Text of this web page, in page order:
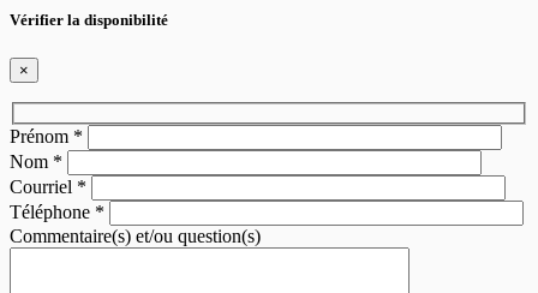
Vérifier la disponibilité
×
Prénom *
Nom *
Courriel *
Téléphone *
Commentaire(s) et/ou question(s)